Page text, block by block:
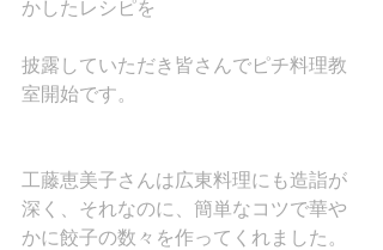
かしたレシピを
披露していただき皆さんでピチ料理教
室開始です。
工藤恵美子さんは広東料理にも造詣が
深く、それなのに、簡単なコツで華や
かに餃子の数々を作ってくれました。